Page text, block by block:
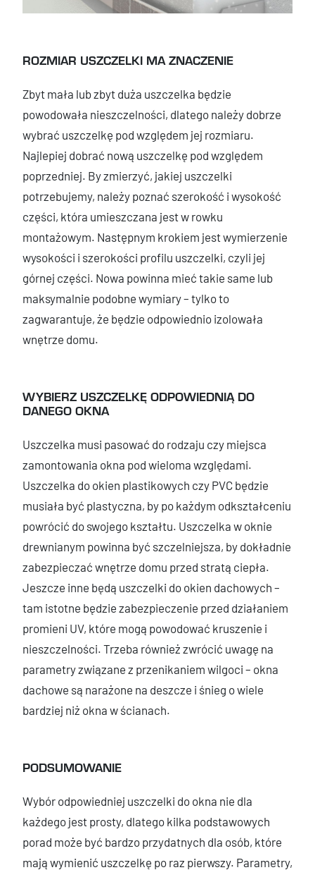
ROZMIAR USZCZELKI MA ZNACZENIE
Zbyt mała lub zbyt duża uszczelka będzie
powodowała nieszczelności, dlatego należy dobrze
wybrać uszczelkę pod względem jej rozmiaru.
Najlepiej dobrać nową uszczelkę pod względem
poprzedniej. By zmierzyć, jakiej uszczelki
potrzebujemy, należy poznać szerokość i wysokość
części, która umieszczana jest w rowku
montażowym. Następnym krokiem jest wymierzenie
wysokości i szerokości profilu uszczelki, czyli jej
górnej części. Nowa powinna mieć takie same lub
maksymalnie podobne wymiary – tylko to
zagwarantuje, że będzie odpowiednio izolowała
wnętrze domu.
WYBIERZ USZCZELKĘ ODPOWIEDNIĄ DO
DANEGO OKNA
Uszczelka musi pasować do rodzaju czy miejsca
zamontowania okna pod wieloma względami.
Uszczelka do okien plastikowych czy PVC będzie
musiała być plastyczna, by po każdym odkształceniu
powrócić do swojego kształtu. Uszczelka w oknie
drewnianym powinna być szczelniejsza, by dokładnie
zabezpieczać wnętrze domu przed stratą ciepła.
Jeszcze inne będą uszczelki do okien dachowych –
tam istotne będzie zabezpieczenie przed działaniem
promieni UV, które mogą powodować kruszenie i
nieszczelności. Trzeba również zwrócić uwagę na
parametry związane z przenikaniem wilgoci – okna
dachowe są narażone na deszcze i śnieg o wiele
bardziej niż okna w ścianach.
PODSUMOWANIE
Wybór odpowiedniej uszczelki do okna nie dla
każdego jest prosty, dlatego kilka podstawowych
porad może być bardzo przydatnych dla osób, które
mają wymienić uszczelkę po raz pierwszy. Parametry,